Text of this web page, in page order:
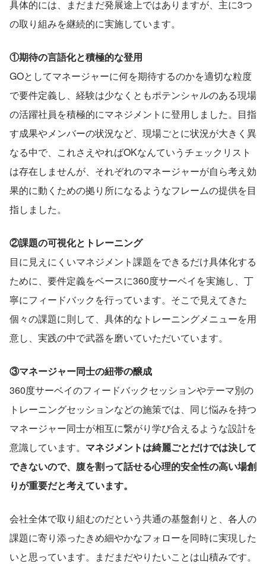
具体的には、まだまだ発展途上ではありますが、主に3つ
の取り組みを継続的に実施しています。
①期待の言語化と積極的な登用
GOとしてマネージャーに何を期待するのかを適切な粒度
で要件定義し、経験は少なくともポテンシャルのある現場
の活躍社員を積極的にマネジメントに登用しました。目指
す成果やメンバーの状況など、現場ごとに状況が大きく異
なる中で、これさえやればOKなんていうチェックリスト
は存在しませんが、それぞれのマネージャーが自ら考え効
果的に動くための拠り所になるようなフレームの提供を目
指しました。
②課題の可視化とトレーニング
目に見えにくいマネジメント課題をできるだけ具体化する
ために、要件定義をベースに360度サーベイを実施し、丁
寧にフィードバックを行っています。そこで見えてきた
個々の課題に則して、具体的なトレーニングメニューを用
意し、実践の中で武器を磨いていただいています。
③マネージャー同士の紐帯の醸成
360度サーベイのフィードバックセッションやテーマ別の
トレーニングセッションなどの施策では、同じ悩みを持つ
マネージャー同士が相互に繋がり学び合えるような設計を
意識しています。 マネジメントは綺麗ごとだけでは決して
できないので、腹を割って話せる心理的安全性の高い場創
りが重要だと考えています。
会社全体で取り組むのだという共通の基盤創りと、各人の
課題に寄り添ったきめ細やかなフォローを同時に実現した
いと思っています。まだまだやりたいことは山積みです。